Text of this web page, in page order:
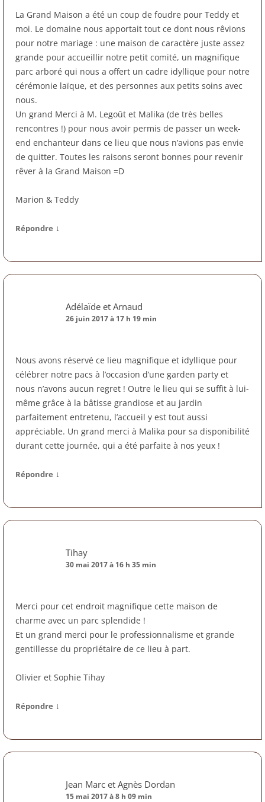
La Grand Maison a été un coup de foudre pour Teddy et
moi. Le domaine nous apportait tout ce dont nous rêvions
pour notre mariage : une maison de caractère juste assez
grande pour accueillir notre petit comité, un magnifique
parc arboré qui nous a offert un cadre idyllique pour notre
cérémonie laïque, et des personnes aux petits soins avec
nous.
Un grand Merci à M. Legoût et Malika (de très belles
rencontres !) pour nous avoir permis de passer un week-
end enchanteur dans ce lieu que nous n’avions pas envie
de quitter. Toutes les raisons seront bonnes pour revenir
rêver à la Grand Maison =D
Marion & Teddy
Répondre ↓
Adélaïde et Arnaud
26 juin 2017 à 17 h 19 min
Nous avons réservé ce lieu magnifique et idyllique pour
célébrer notre pacs à l’occasion d’une garden party et
nous n’avons aucun regret ! Outre le lieu qui se suffit à lui-
même grâce à la bâtisse grandiose et au jardin
parfaitement entretenu, l’accueil y est tout aussi
appréciable. Un grand merci à Malika pour sa disponibilité
durant cette journée, qui a été parfaite à nos yeux !
Répondre ↓
Tihay
30 mai 2017 à 16 h 35 min
Merci pour cet endroit magnifique cette maison de
charme avec un parc splendide !
Et un grand merci pour le professionnalisme et grande
gentillesse du propriétaire de ce lieu à part.
Olivier et Sophie Tihay
Répondre ↓
Jean Marc et Agnès Dordan
15 mai 2017 à 8 h 09 min